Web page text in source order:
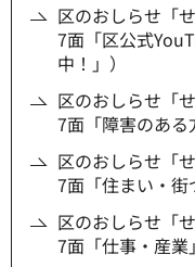
区のおしらせ「
7面「区公式
中！」）
区のおしらせ「
7面「障害のある
区のおしらせ「
7面「住まい・街
区のおしらせ「
7面「仕事・産業